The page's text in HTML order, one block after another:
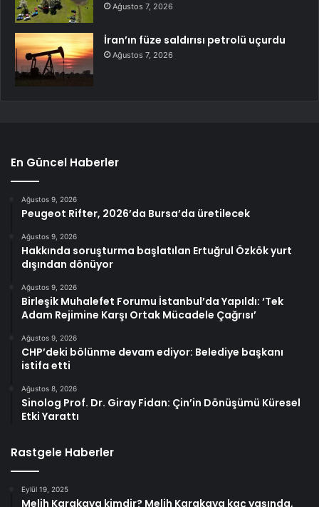
Ağustos 7, 2026
İran’ın füze saldırısı petrolü uçurdu
Ağustos 7, 2026
En Güncel Haberler
Ağustos 9, 2026
Peugeot Rifter, 2026’da Bursa’da üretilecek
Ağustos 9, 2026
Hakkında soruşturma başlatılan Ertuğrul Özkök yurt
dışından dönüyor
Ağustos 9, 2026
Birleşik Muhalefet Forumu İstanbul’da Yapıldı: ‘Tek
Adam Rejimine Karşı Ortak Mücadele Çağrısı’
Ağustos 9, 2026
CHP’deki bölünme devam ediyor: Belediye başkanı
istifa etti
Ağustos 8, 2026
Sinolog Prof. Dr. Giray Fidan: Çin’in Dönüşümü Küresel
Etki Yarattı
Rastgele Haberler
Eylül 19, 2025
Melih Karakaya kimdir? Melih Karakaya kaç yaşında,